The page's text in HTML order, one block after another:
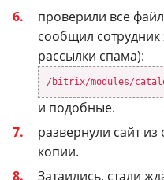
проверили все
сообщил сотрудник
рассылки спама):
/bitrix/modules/
и подобные.
развернули сайт
копии.
Затаились, стали